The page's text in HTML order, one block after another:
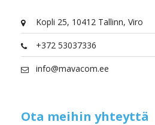
Kopli 25, 10412 Tallinn, Viro
+372 53037336
info@mavacom.ee
Ota meihin yhteyttä